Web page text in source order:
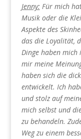
Jenny: Für mich
Musik oder die
Aspekte des
das die Loyalität,
Dinge haben mich
mir meine
haben sich die
entwickelt. Ich
und stolz auf
mich selbst und
zu behandeln.
Weg zu einem